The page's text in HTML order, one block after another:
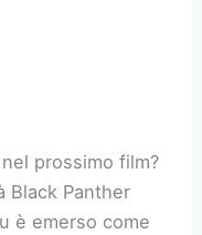
prossimo film?
Black Panther
è emerso come